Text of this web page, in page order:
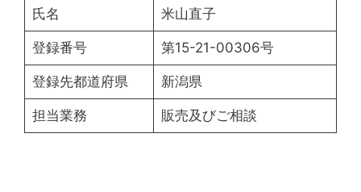
氏名 米山直子
登録番号 第15-21-00306号
登録先都道府県 新潟県
担当業務 販売及びご相談